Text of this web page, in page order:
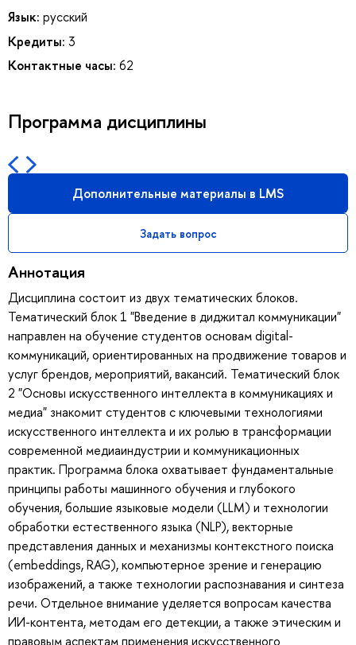
Язык: русский
Кредиты: 3
Контактные часы: 62
Программа дисциплины
Дополнительные материалы в LMS
Задать вопрос
Аннотация
Дисциплина состоит из двух тематических блоков.
Тематический блок 1 "Введение в диджитал коммуникации"
направлен на обучение студентов основам digital-
коммуникаций, ориентированных на продвижение товаров и
услуг брендов, мероприятий, вакансий. Тематический блок
2 "Основы искусственного интеллекта в коммуникациях и
медиа" знакомит студентов с ключевыми технологиями
искусственного интеллекта и их ролью в трансформации
современной медиаиндустрии и коммуникационных
практик. Программа блока охватывает фундаментальные
принципы работы машинного обучения и глубокого
обучения, большие языковые модели (LLM) и технологии
обработки естественного языка (NLP), векторные
представления данных и механизмы контекстного поиска
(embeddings, RAG), компьютерное зрение и генерацию
изображений, а также технологии распознавания и синтеза
речи. Отдельное внимание уделяется вопросам качества
ИИ-контента, методам его детекции, а также этическим и
правовым аспектам применения искусственного